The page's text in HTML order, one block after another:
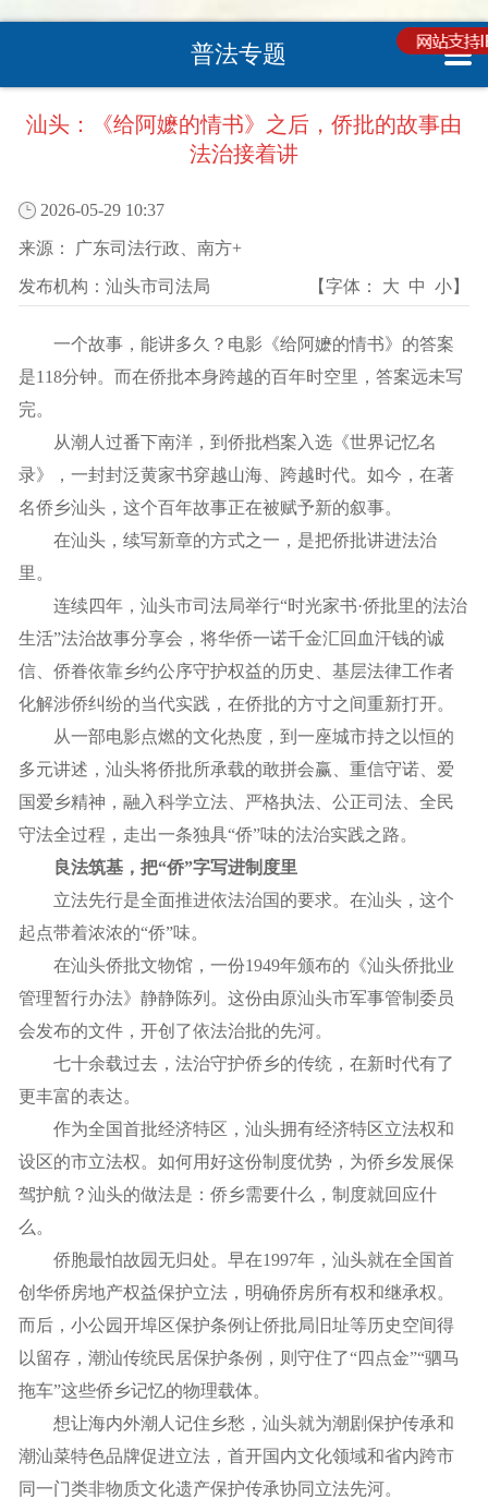
普法专题
首页>普法专栏 普法动态
汕头：《给阿嬷的情书》之后，侨批的故事由
法治接着讲
2026-05-29 10:37
来源： 广东司法行政、南方+
发布机构： 汕头市司法局 【字体： 大 中 小】
一个故事，能讲多久？电影《给阿嬷的情书》的答案
是118分钟。而在侨批本身跨越的百年时空里，答案远未写
完。
从潮人过番下南洋，到侨批档案入选《世界记忆名
录》，一封封泛黄家书穿越山海、跨越时代。如今，在著
名侨乡汕头，这个百年故事正在被赋予新的叙事。
在汕头，续写新章的方式之一，是把侨批讲进法治
里。
连续四年，汕头市司法局举行“时光家书·侨批里的法治
生活”法治故事分享会，将华侨一诺千金汇回血汗钱的诚
信、侨眷依靠乡约公序守护权益的历史、基层法律工作者
化解涉侨纠纷的当代实践，在侨批的方寸之间重新打开。
从一部电影点燃的文化热度，到一座城市持之以恒的
多元讲述，汕头将侨批所承载的敢拼会赢、重信守诺、爱
国爱乡精神，融入科学立法、严格执法、公正司法、全民
守法全过程，走出一条独具“侨”味的法治实践之路。
良法筑基，把“侨”字写进制度里
立法先行是全面推进依法治国的要求。在汕头，这个
起点带着浓浓的“侨”味。
在汕头侨批文物馆，一份1949年颁布的《汕头侨批业
管理暂行办法》静静陈列。这份由原汕头市军事管制委员
会发布的文件，开创了依法治批的先河。
七十余载过去，法治守护侨乡的传统，在新时代有了
更丰富的表达。
作为全国首批经济特区，汕头拥有经济特区立法权和
设区的市立法权。如何用好这份制度优势，为侨乡发展保
驾护航？汕头的做法是：侨乡需要什么，制度就回应什
么。
侨胞最怕故园无归处。早在1997年，汕头就在全国首
创华侨房地产权益保护立法，明确侨房所有权和继承权。
而后，小公园开埠区保护条例让侨批局旧址等历史空间得
以留存，潮汕传统民居保护条例，则守住了“四点金”“驷马
拖车”这些侨乡记忆的物理载体。
想让海内外潮人记住乡愁，汕头就为潮剧保护传承和
潮汕菜特色品牌促进立法，首开国内文化领域和省内跨市
同一门类非物质文化遗产保护传承协同立法先河。